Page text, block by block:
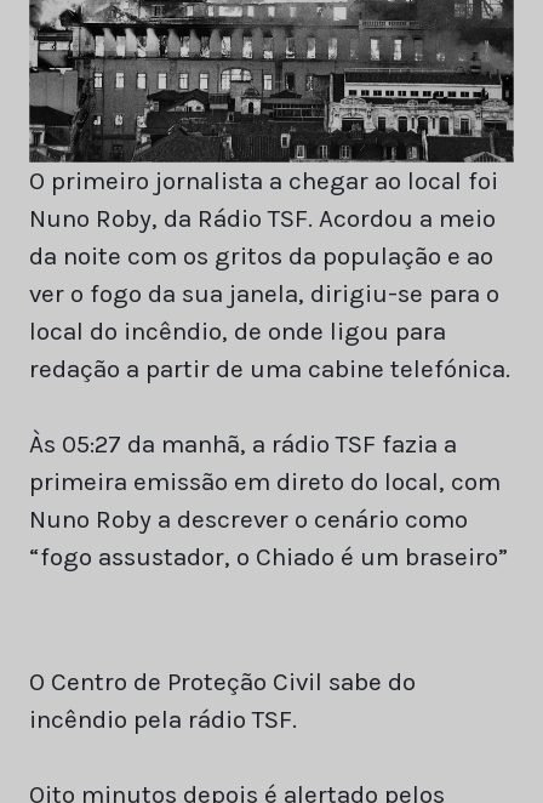
O primeiro jornalista a chegar ao local foi
Nuno Roby, da Rádio TSF. Acordou a meio
da noite com os gritos da população e ao
ver o fogo da sua janela, dirigiu-se para o
local do incêndio, de onde ligou para
redação a partir de uma cabine telefónica.
Às 05:27 da manhã, a rádio TSF fazia a
primeira emissão em direto do local, com
Nuno Roby a descrever o cenário como
“fogo assustador, o Chiado é um braseiro”
O Centro de Proteção Civil sabe do
incêndio pela rádio TSF.
Oito minutos depois é alertado pelos